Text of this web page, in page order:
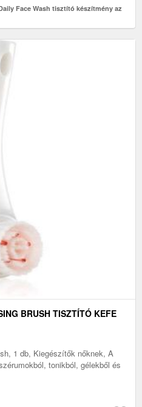
Face Wash tisztító készítmény az
BRUSH TISZTÍTÓ KEFE
1 db, Kiegészítők nőknek, A
tonikból, gélekből és